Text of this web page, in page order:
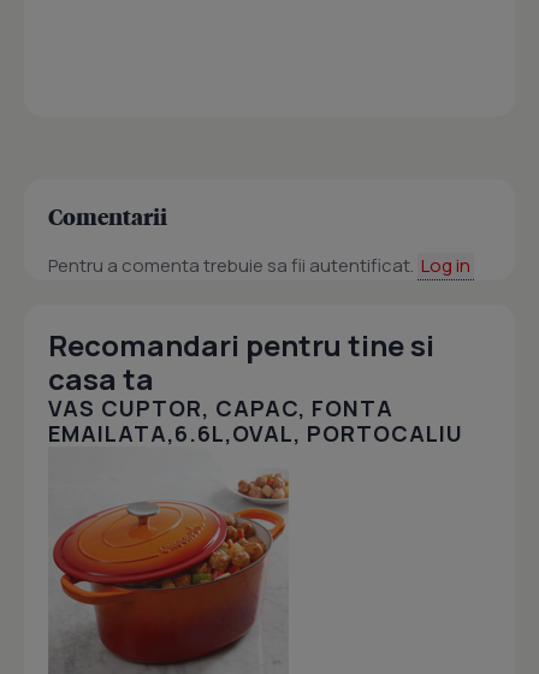
Comentarii
Pentru a comenta trebuie sa fii autentificat. Log in
Recomandari pentru tine si
casa ta
VAS CUPTOR, CAPAC, FONTA
EMAILATA,6.6L,OVAL, PORTOCALIU